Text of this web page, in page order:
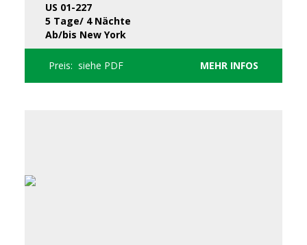
US 01-227
5 Tage/ 4 Nächte
Ab/bis New York
Preis: siehe PDF MEHR INFOS